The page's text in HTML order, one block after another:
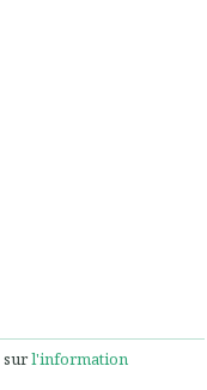
surl'information